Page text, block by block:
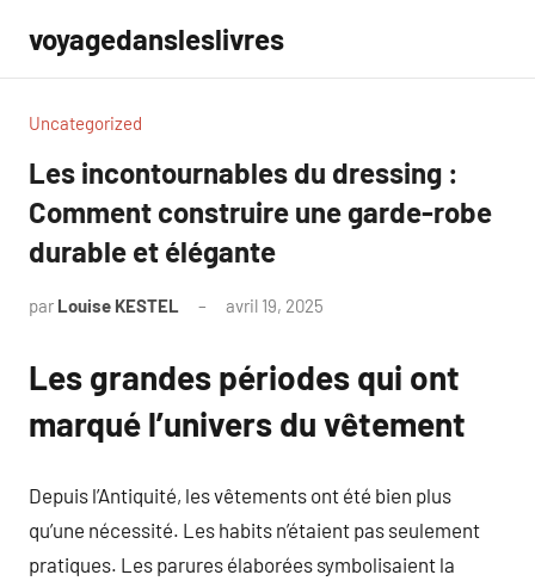
contenu
voyagedansleslivres
Uncategorized
Les incontournables du dressing :
Comment construire une garde-robe
durable et élégante
par Louise KESTEL avril 19, 2025
Les grandes périodes qui ont
marqué l’univers du vêtement
Depuis l’Antiquité, les vêtements ont été bien plus
qu’une nécessité. Les habits n’étaient pas seulement
pratiques. Les parures élaborées symbolisaient la